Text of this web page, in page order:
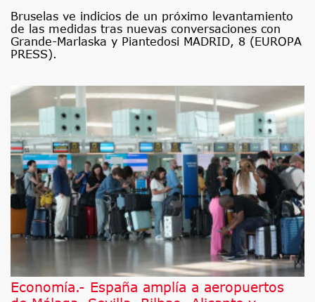
Bruselas ve indicios de un próximo levantamiento
de las medidas tras nuevas conversaciones con
Grande-Marlaska y Piantedosi MADRID, 8 (EUROPA
PRESS).
Economía.- España amplía a aeropuertos